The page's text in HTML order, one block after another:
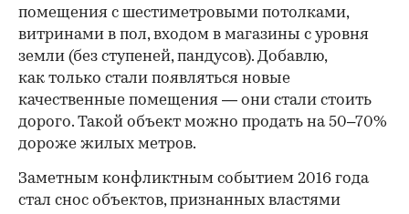
помещения с шестиметровыми потолками,
витринами в пол, входом в магазины с уровня
земли (без ступеней, пандусов). Добавлю,
как только стали появляться новые
качественные помещения — они стали стоить
дорого. Такой объект можно продать на 50–70%
дороже жилых метров.
Заметным конфликтным событием 2016 года
стал снос объектов, признанных властями